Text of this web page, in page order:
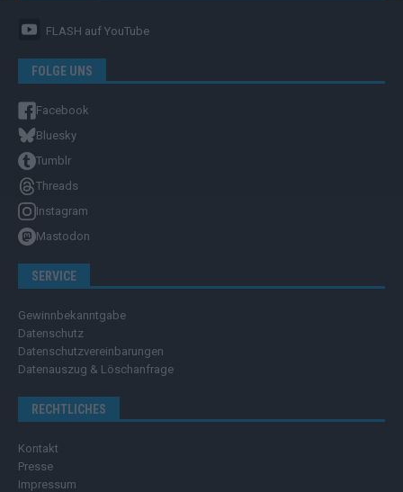
FLASH auf YouTube
FOLGE UNS
Facebook
Bluesky
Tumblr
Threads
Instagram
Mastodon
SERVICE
Gewinnbekanntgabe
Datenschutz
Datenschutzvereinbarungen
Datenauszug & Löschanfrage
RECHTLICHES
Kontakt
Presse
Impressum